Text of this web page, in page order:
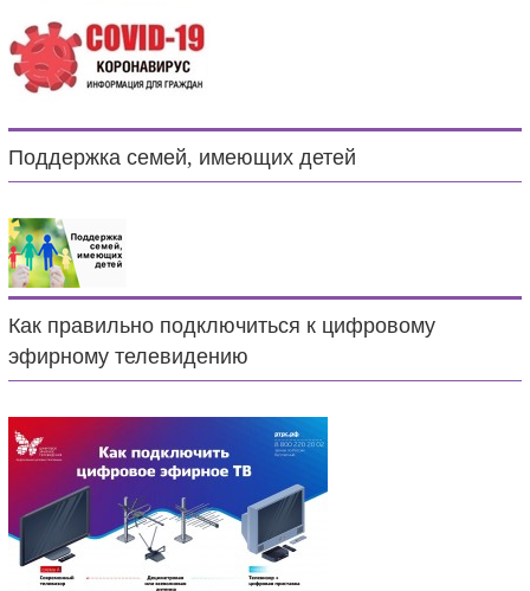
Поддержка семей, имеющих детей
Как правильно подключиться к цифровому
эфирному телевидению